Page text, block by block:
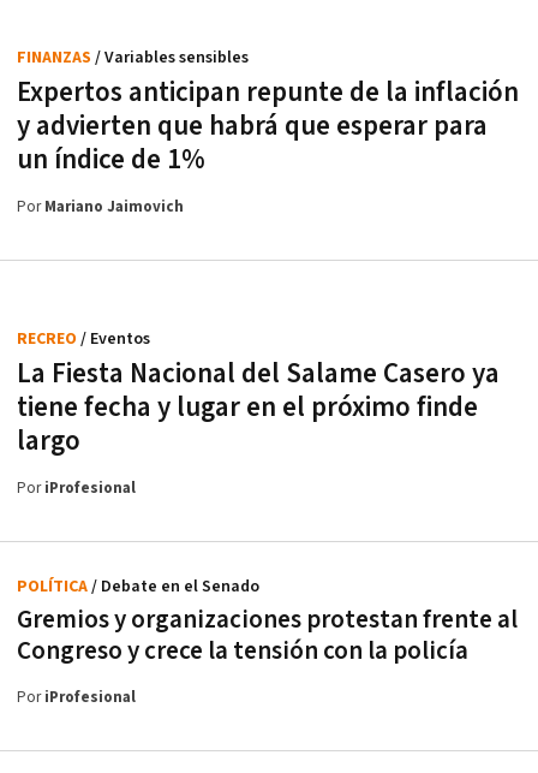
Expertos anticipan repunte de la inflación
y advierten que habrá que esperar para
un índice de 1%
FINANZAS / Variables sensibles
PorMariano Jaimovich
La Fiesta Nacional del Salame Casero ya
tiene fecha y lugar en el próximo finde
largo
RECREO / Eventos
PoriProfesional
Gremios y organizaciones protestan frente al
Congreso y crece la tensión con la policía
POLÍTICA/ Debate en el Senado
PoriProfesional